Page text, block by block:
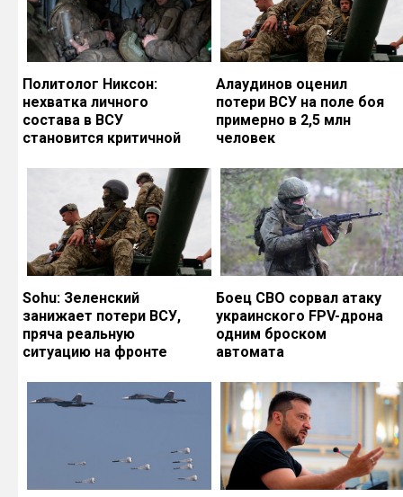
Политолог Никсон:
нехватка личного
состава в ВСУ
становится критичной
Алаудинов оценил
потери ВСУ на поле боя
примерно в 2,5 млн
человек
Sohu: Зеленский
занижает потери ВСУ,
пряча реальную
ситуацию на фронте
Боец СВО сорвал атаку
украинского FPV-дрона
одним броском
автомата